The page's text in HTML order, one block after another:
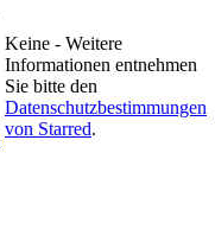
Keine - Weitere
Informationen entnehmen
Sie bitte den
Datenschutzbestimmungen
von Starred.